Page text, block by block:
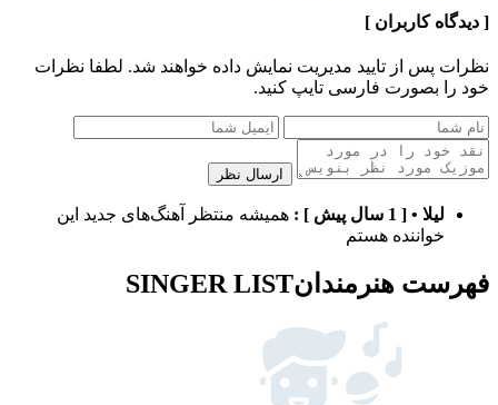
[ دیدگاه کاربران ]
نظرات پس از تایید مدیریت نمایش داده خواهند شد. لطفا نظرات
خود را بصورت فارسی تایپ کنید.
ارسال نظر
لیلا • [ 1 سال پیش ] : همیشه منتظر آهنگ‌های جدید این
خواننده هستم
فهرست هنرمندانSINGER LIST